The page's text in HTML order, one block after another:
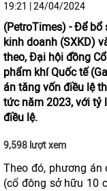
19:21 | 24/04/2024
(PetroTimes) -Để bổ
kinh doanh (SXKD)
theo, Đại hội đồng
phẩm khí Quốc tế
án tăng vốn điều lệ
tức năm 2023, với tỷ
điều lệ.
9,598 lượt xem
Theo đó, phương
(cổ đông sở hữu 10